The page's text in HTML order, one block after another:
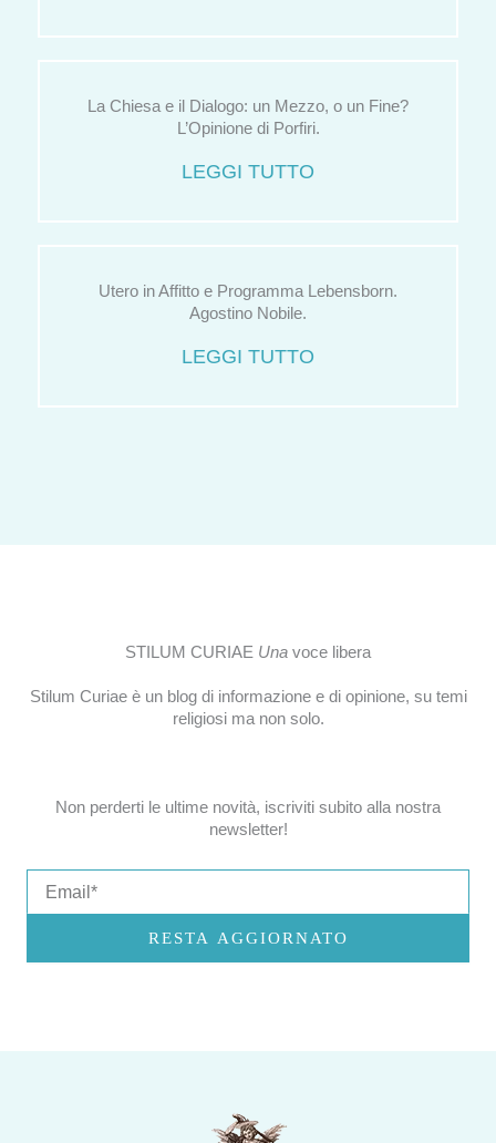
La Chiesa e il Dialogo: un Mezzo, o un Fine?
L’Opinione di Porfiri.
LEGGI TUTTO
Utero in Affitto e Programma Lebensborn.
Agostino Nobile.
LEGGI TUTTO
STILUM CURIAE Una voce libera
Stilum Curiae è un blog di informazione e di opinione, su temi
religiosi ma non solo.
Non perderti le ultime novità, iscriviti subito alla nostra
newsletter!
RESTA AGGIORNATO